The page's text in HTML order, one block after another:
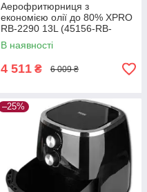
Аерофритюрниця з
економією олії до 80% XPRO
RB-2290 13L (45156-RB-
2290_3039)
В наявності
4 511 ₴ 6 009 ₴
–25%